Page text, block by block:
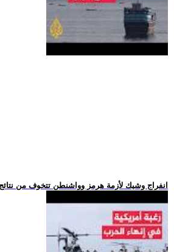
.. انفراج وشيك لأزمة هرمز وواشنطن تتخوف من